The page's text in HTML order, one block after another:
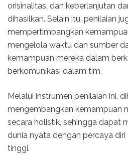
orisinalitas, dan keberlanjutan
dihasilkan. Selain itu, penilaian
mempertimbangkan
mengelola waktu dan sumber
kemampuan mereka dalam
berkomunikasi dalam tim.
Melalui instrumen penilaian ini,
mengembangkan kemampuan
secara holistik, sehingga dapat
dunia nyata dengan percaya
tinggi.